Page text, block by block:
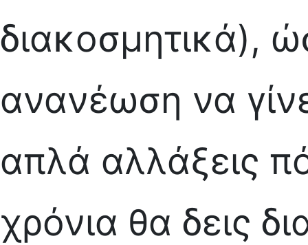
διακοσμητικά),
ανανέωση να
απλά αλλάξεις
χρόνια θα δεις